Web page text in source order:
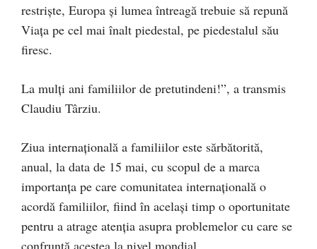
restriște, Europa și lumea întreagă trebuie să repună
Viața pe cel mai înalt piedestal, pe piedestalul său
firesc.
La mulți ani familiilor de pretutindeni!”, a transmis
Claudiu Târziu.
Ziua internaţională a familiilor este sărbătorită,
anual, la data de 15 mai, cu scopul de a marca
importanţa pe care comunitatea internaţională o
acordă familiilor, fiind în acelaşi timp o oportunitate
pentru a atrage atenţia asupra problemelor cu care se